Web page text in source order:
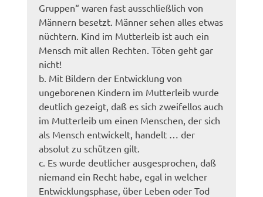
Gruppen“ waren fast ausschließlich von
Männern besetzt. Männer sehen alles etwas
nüchtern. Kind im Mutterleib ist auch ein
Mensch mit allen Rechten. Töten geht gar
nicht!
b. Mit Bildern der Entwicklung von
ungeborenen Kindern im Mutterleib wurde
deutlich gezeigt, daß es sich zweifellos auch
im Mutterleib um einen Menschen, der sich
als Mensch entwickelt, handelt … der
absolut zu schützen gilt.
c. Es wurde deutlicher ausgesprochen, daß
niemand ein Recht habe, egal in welcher
Entwicklungsphase, über Leben oder Tod